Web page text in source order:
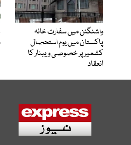
واشنگٹن میں سفارت خانہ
پاکستان میں یوم استحصال
کشمیر پر خصوصی ویبنار کا
انعقاد